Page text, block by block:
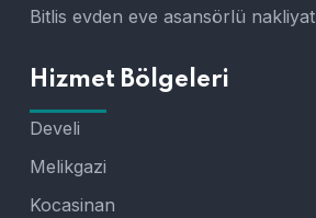
Bitlis evden eve asansörlü nakliyat
Hizmet Bölgeleri
Develi
Melikgazi
Kocasinan